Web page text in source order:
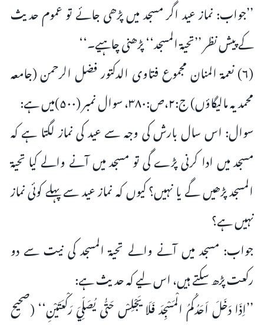
’’جواب: نماز عید اگر مسجد میں پڑھی جائے تو عموم حدیث
کے پیش نظر ’’تحیۃ المسجد‘‘ پڑھنی چاہیے۔‘‘
(۶) نعمۃ المنان مجموع فتاوی الدکتور فضل الرحمن (جامعہ
محمدیہ مالیگاؤں) ج:۲،ص:۳۸۰، سوال نمبر (۵۰۰)میں ہے:
سوال: اس سال بارش کی وجہ سے عید کی نماز لگتا ہے کہ
مسجد میں ادا کرنی پڑے گی تو مسجد میں آنے والے کیا تحیۃ
المسجد پڑھیں گے یا نہیں؟ کیوں کہ نماز عید سے پہلے کوئی نماز
نہیں ہے؟
جواب: مسجد میں آنے والے تحیۃ المسجد کی نیت سے دو
رکعت پڑھ سکتے ہیں، اس لیے کہ حدیث ہے:
’’اِذَا دَخَلَ اَحَدُکُمُ الْمَسْجِدَ فَلَا یَجْلِسْ حَتّٰی یُصَلِّيَ رَکْعَتَیْنِ‘‘ (صحیح